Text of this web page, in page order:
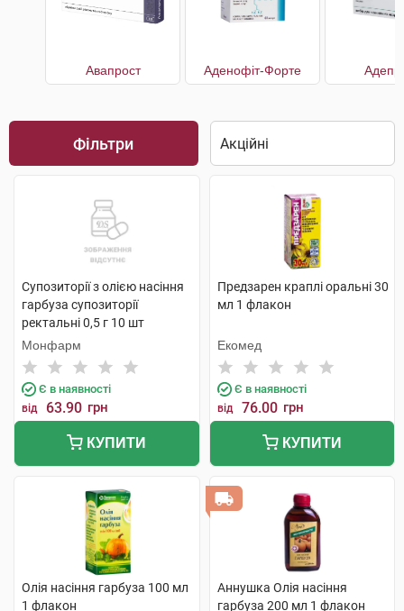
Авапрост Аденофіт-Форте
Фільтри
Супозиторії з олією насіння
гарбуза супозиторії
ректальні 0,5 г 10 шт
Монфарм
Є в наявності
від 63.90 грн
КУПИТИ
Предзарен краплі оральні 30
мл 1 флакон
Екомед
Є в наявності
від 76.00 грн
КУПИТИ
Олія насіння гарбуза 100 мл
1 флакон
Аннушка Олія насіння
гарбуза 200 мл 1 флакон